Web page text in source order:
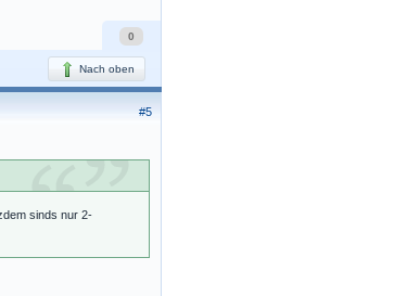
0
Nach oben
#5
sinds nur 2-